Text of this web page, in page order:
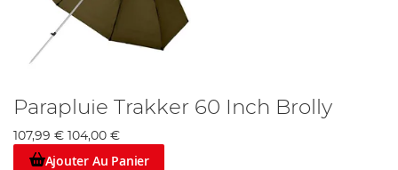
Parapluie Trakker 60 Inch Brolly
107,99 € 104,00 €
Ajouter Au Panier